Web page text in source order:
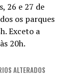
26 e 27 de
os parques
Exceto a
20h.
ALTERADOS